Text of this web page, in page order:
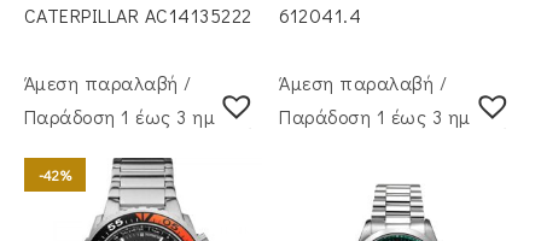
€152.00.
CATERPILLAR AC14135222
612041.4
Άμεση παραλαβή /
Παράδoση 1 έως 3 ημέρες
-42%
Άμεση παραλαβή /
Παράδoση 1 έως 3 ημέρες